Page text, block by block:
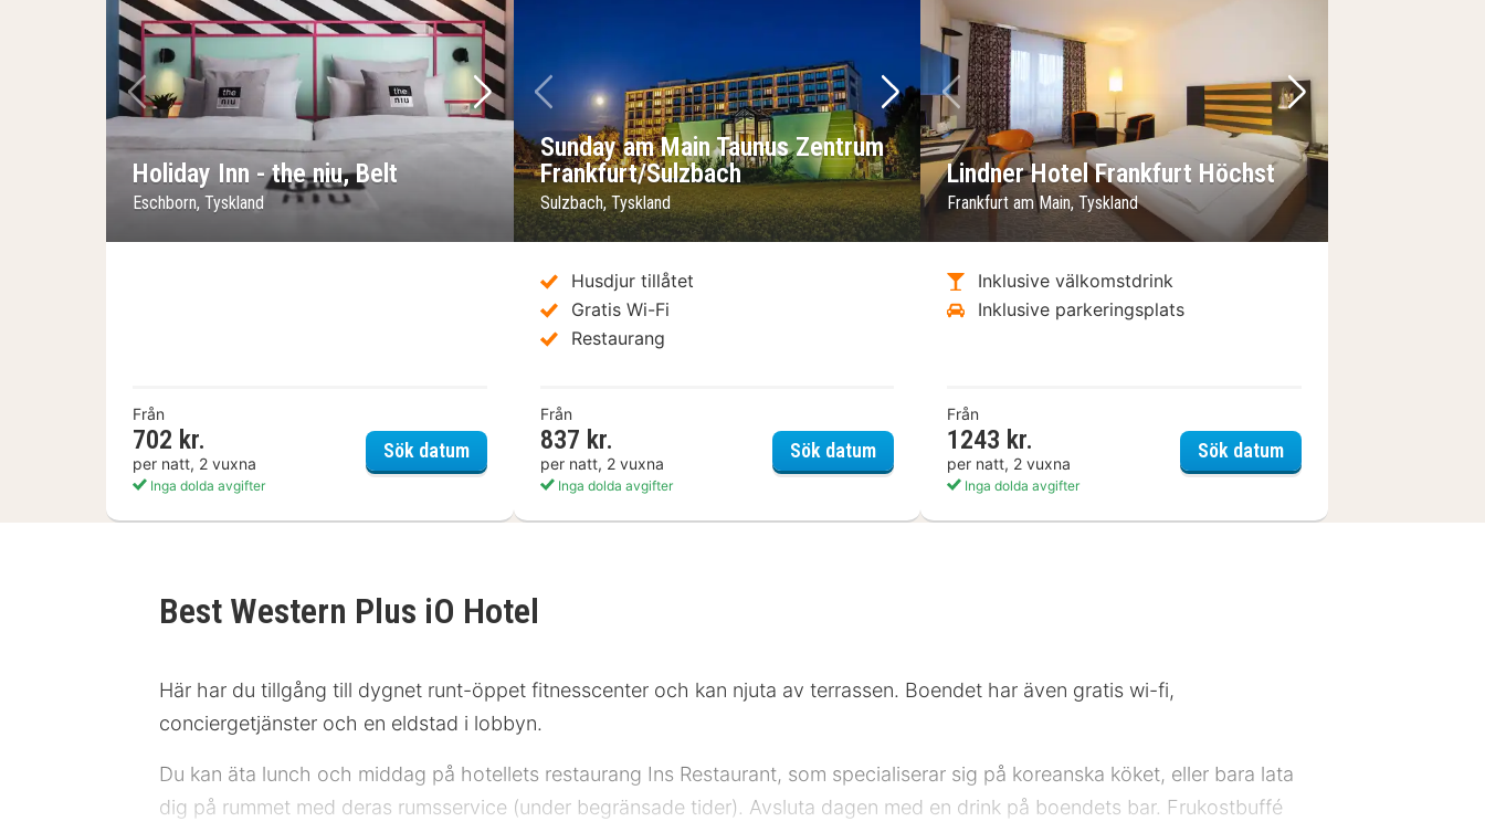
Föregående bild
Nästa bild
Holiday Inn - the niu, Belt
Eschborn, Tyskland
Från
702 kr.
per natt, 2 vuxna
Inga dolda avgifter
Sök datumHoliday Inn - the niu, Belt
Föregående bild
Nästa bild
Sunday am Main Taunus Zentrum
Frankfurt/Sulzbach
Sulzbach, Tyskland
Husdjur tillåtet
Gratis Wi-Fi
Restaurang
Från
837 kr.
per natt, 2 vuxna
Inga dolda avgifter
Sök datumSunday am Main Taunus Zentrum Frankfurt/Sulzbach
Föregående bild
Nästa bild
Lindner Hotel Frankfurt Höchst
Frankfurt am Main, Tyskland
Inklusive välkomstdrink
Inklusive parkeringsplats
Från
1243 kr.
per natt, 2 vuxna
Inga dolda avgifter
Sök datumLindner Hotel Frankfurt
Best Western Plus iO Hotel
Här har du tillgång till dygnet runt-öppet fitnesscenter och kan njuta av terrassen. Boendet har även gratis wi-fi,
conciergetjänster och en eldstad i lobbyn.
Du kan äta lunch och middag på hotellets restaurang Ins Restaurant, som specialiserar sig på koreanska köket, eller bara lata
dig på rummet med deras rumsservice (under begränsade tider). Avsluta dagen med en drink på boendets bar. Frukostbuffé